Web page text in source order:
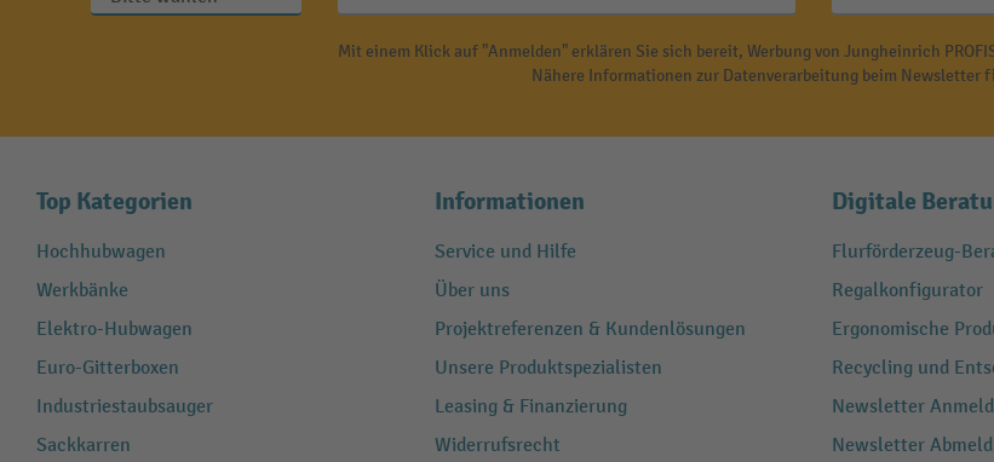
Mit einem Klick auf "Anmelden" erklären Sie sich bereit, Werbung von Jungheinrich
Nähere Informationen zur Datenverarbeitung beim Newsletter
Top Kategorien
Hochhubwagen
Werkbänke
Elektro-Hubwagen
Euro-Gitterboxen
Industriestaubsauger
Sackkarren
Informationen
Service und Hilfe
Über uns
Projektreferenzen & Kundenlösungen
Unsere Produktspezialisten
Leasing & Finanzierung
Widerrufsrecht
Digitale
Flurförderzeug-
Regalkonfigurator
Ergonomische
Recycling und
Newsletter
Newsletter